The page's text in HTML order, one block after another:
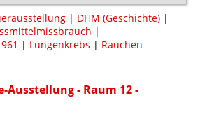
| DHM (Geschichte) |
|
| Lungenkrebs | Rauchen
Ausstellung - Raum 12 -